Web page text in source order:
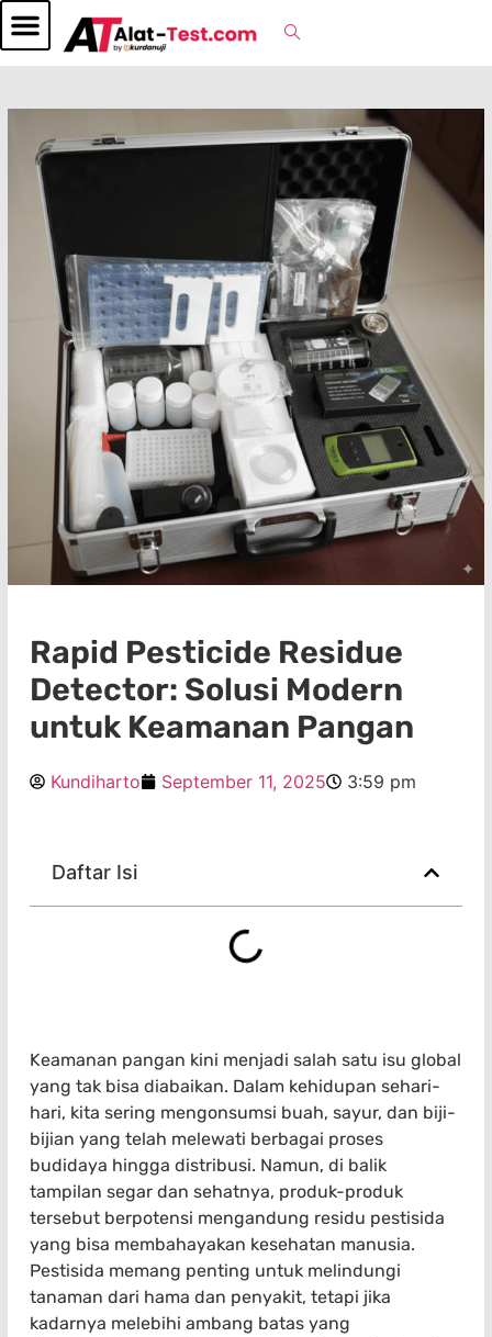
Rapid Pesticide Residue
Detector: Solusi Modern
untuk Keamanan Pangan
Kundiharto September 11, 2025 3:59 pm
Daftar Isi
Keamanan pangan kini menjadi salah satu isu global
yang tak bisa diabaikan. Dalam kehidupan sehari-
hari, kita sering mengonsumsi buah, sayur, dan biji-
bijian yang telah melewati berbagai proses
budidaya hingga distribusi. Namun, di balik
tampilan segar dan sehatnya, produk-produk
tersebut berpotensi mengandung residu pestisida
yang bisa membahayakan kesehatan manusia.
Pestisida memang penting untuk melindungi
tanaman dari hama dan penyakit, tetapi jika
kadarnya melebihi ambang batas yang